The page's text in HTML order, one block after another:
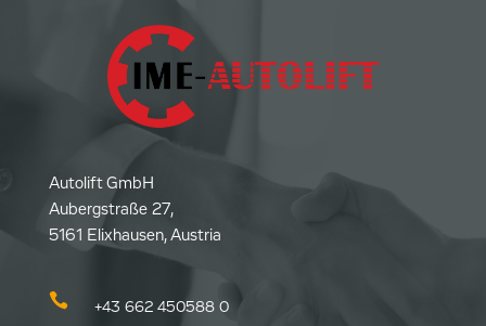
Autolift GmbH
Aubergstraße 27,
5161 Elixhausen, Austria
 +43 662 450588 0